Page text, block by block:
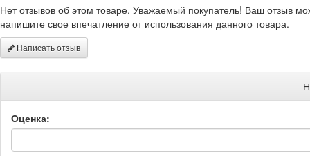
Нет отзывов об этом товаре. Уважаемый покупатель! Ваш отзыв
напишите свое впечатление от использования данного товара.
Написать отзыв
Оценка: